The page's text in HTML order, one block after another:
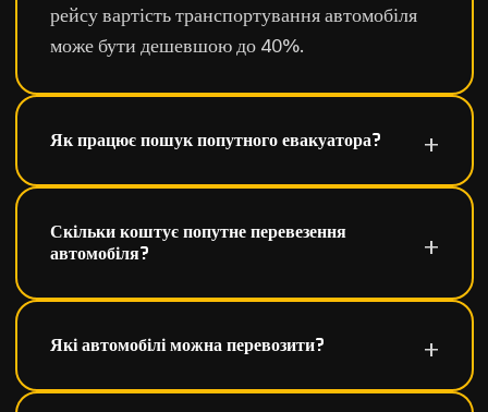
рейсу вартість транспортування автомобіля
може бути дешевшою до 40%.
Як працює пошук попутного евакуатора?
Скільки коштує попутне перевезення
автомобіля?
Які автомобілі можна перевозити?